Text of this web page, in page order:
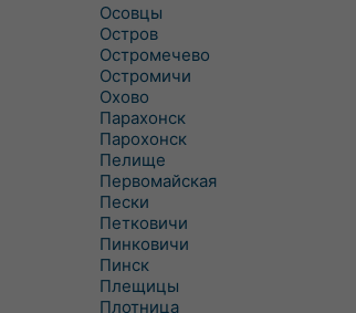
Осовцы
Остров
Остромечево
Остромичи
Охово
Парахонск
Парохонск
Пелище
Первомайская
Пески
Петковичи
Пинковичи
Пинск
Плещицы
Плотница